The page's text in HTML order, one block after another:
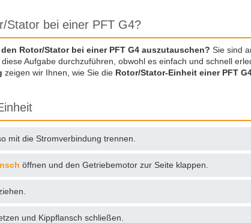
Stator bei einer PFT G4?
Rotor/Stator bei einer PFT G4 auszutauschen? Sie sind
Aufgabe durchzuführen, obwohl es einfach und schnell
zeigen wir Ihnen, wie Sie die Rotor/Stator-Einheit einer PFT
mit die Stromverbindung trennen.
öffnen und den Getriebemotor zur Seite klappen.
und Kippflansch schließen.